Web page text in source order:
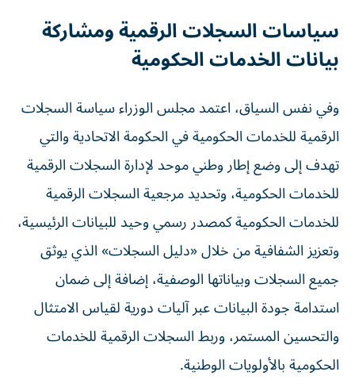
سياسات السجلات الرقمية ومشاركة
بيانات الخدمات الحكومية
وفي نفس السياق، اعتمد مجلس الوزراء سياسة السجلات
الرقمية للخدمات الحكومية في الحكومة الاتحادية والتي
تهدف إلى وضع إطار وطني موحد لإدارة السجلات الرقمية
للخدمات الحكومية، وتحديد مرجعية السجلات الرقمية
للخدمات الحكومية كمصدر رسمي وحيد للبيانات الرئيسية،
وتعزيز الشفافية من خلال «دليل السجلات» الذي يوثق
جميع السجلات وبياناتها الوصفية، إضافة إلى ضمان
استدامة جودة البيانات عبر آليات دورية لقياس الامتثال
والتحسين المستمر، وربط السجلات الرقمية للخدمات
الحكومية بالأولويات الوطنية.